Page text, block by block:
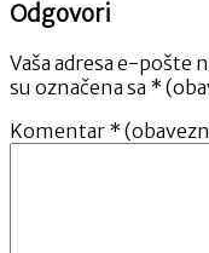
Odgovori
Vaša adresa e-pošte
su označena sa *
Komentar *